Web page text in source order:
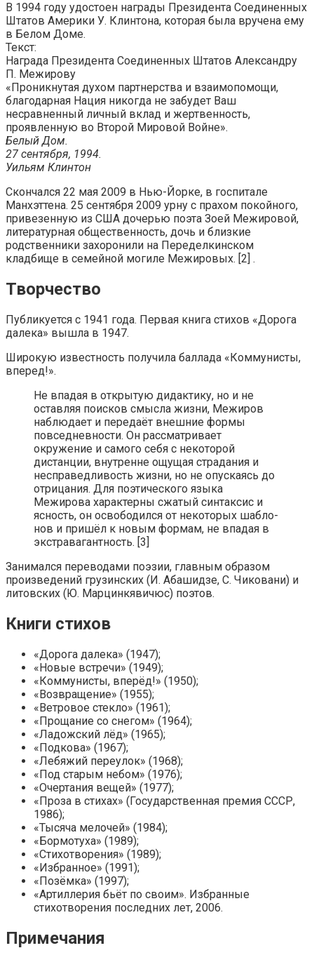
В 1994 году удостоен награды Президента Соединенных
Штатов Америки У. Клинтона, которая была вручена ему
в Белом Доме.
Текст:
Награда Президента Соединенных Штатов Александру
П. Межирову
«Проникнутая духом партнерства и взаимопомощи,
благодарная Нация никогда не забудет Ваш
несравненный личный вклад и жертвенность,
проявленную во Второй Мировой Войне».
Белый Дом.
27 сентября, 1994.
Уильям Клинтон
Скончался 22 мая 2009 в Нью-Йорке, в госпитале
Манхэттена. 25 сентября 2009 урну с прахом покойного,
привезенную из США дочерью поэта Зоей Межировой,
литературная общественность, дочь и близкие
родственники захоронили на Переделкинском
кладбище в семейной могиле Межировых. [2] .
Творчество
Публикуется с 1941 года. Первая книга стихов «Дорога
далека» вышла в 1947.
Широкую известность получила баллада «Коммунисты,
вперед!».
Не впадая в от­крытую дидактику, но и не
оставляя поисков смысла жизни, Межиров
наблюдает и передаёт внешние формы
повседневности. Он рас­сматривает
окружение и самого себя с некоторой
дистанции, внутренне ощущая страда­ния и
несправедливость жизни, но не опу­скаясь до
отрицания. Для поэтического язы­ка
Межирова характерны сжатый синтаксис и
яс­ность, он освободился от некоторых шабло­
нов и пришёл к новым формам, не впадая в
экстравагантность. [3]
Занимался переводами поэзии, главным образом
произведений грузинских (И. Абашидзе, С. Чиковани) и
литовских (Ю. Марцинкявичюс) поэтов.
Книги стихов
«Дорога далека» (1947);
«Новые встречи» (1949);
«Коммунисты, вперёд!» (1950);
«Возвращение» (1955);
«Ветровое стекло» (1961);
«Прощание со снегом» (1964);
«Ладожский лёд» (1965);
«Подкова» (1967);
«Лебяжий переулок» (1968);
«Под старым небом» (1976);
«Очертания вещей» (1977);
«Проза в стихах» (Государственная премия СССР,
1986);
«Тысяча мелочей» (1984);
«Бормотуха» (1989);
«Стихотворения» (1989);
«Избранное» (1991);
«Позёмка» (1997);
«Артиллерия бьёт по своим». Избранные
стихотворения последних лет, 2006.
Примечания